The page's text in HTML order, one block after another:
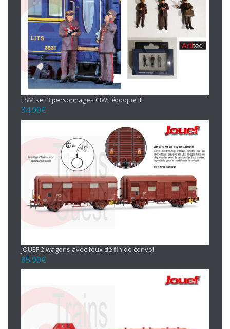
LSM set 3 personnages CIWL époque III
34.90€
JOUEF 2 wagons avec feux de fin de convoi
85.90€